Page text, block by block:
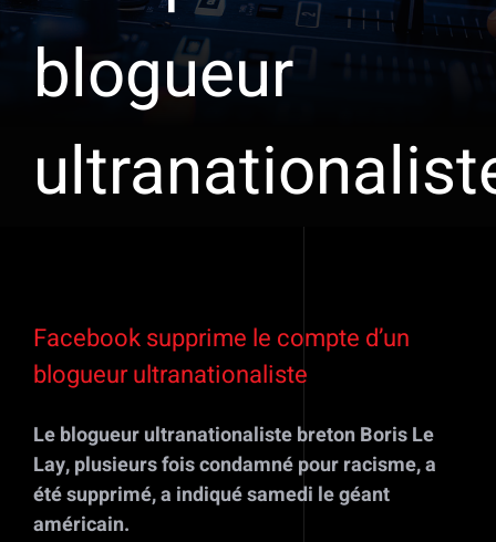
blogueur
l'image
agrandie
Facebook supprime le compte d’un
blogueur ultranationaliste
Le blogueur ultranationaliste breton Boris Le
Lay, plusieurs fois condamné pour racisme, a
été supprimé, a indiqué samedi le géant
américain.